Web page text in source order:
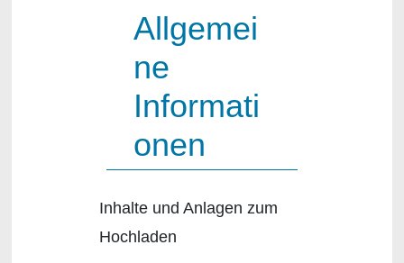
Allgemei
ne
Informati
onen
Inhalte und Anlagen zum
Hochladen